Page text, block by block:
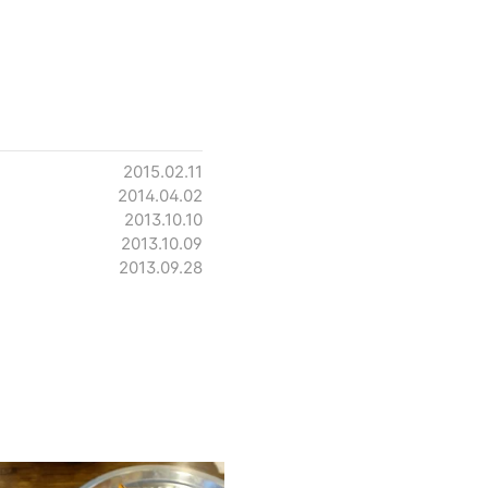
2015.02.11
2014.04.02
2013.10.10
2013.10.09
2013.09.28